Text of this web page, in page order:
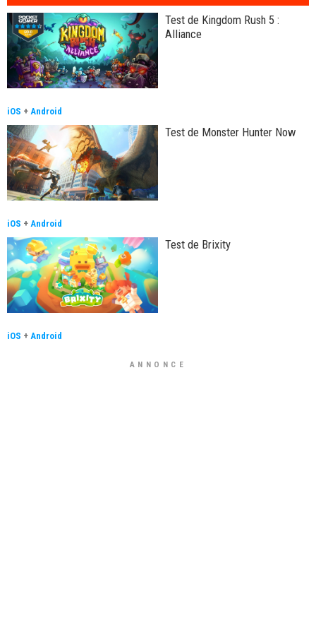
Test de Kingdom Rush 5 :
Alliance
iOS + Android
Test de Monster Hunter Now
iOS + Android
Test de Brixity
iOS + Android
ANNONCE